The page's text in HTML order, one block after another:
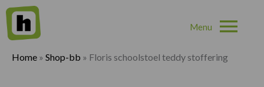
Home » Shop-bb » Floris schoolstoel teddy stoffering